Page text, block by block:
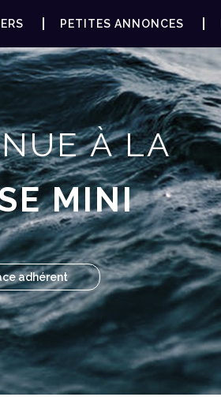
PETITES ANNONCES
À LA
MINI
adhérent